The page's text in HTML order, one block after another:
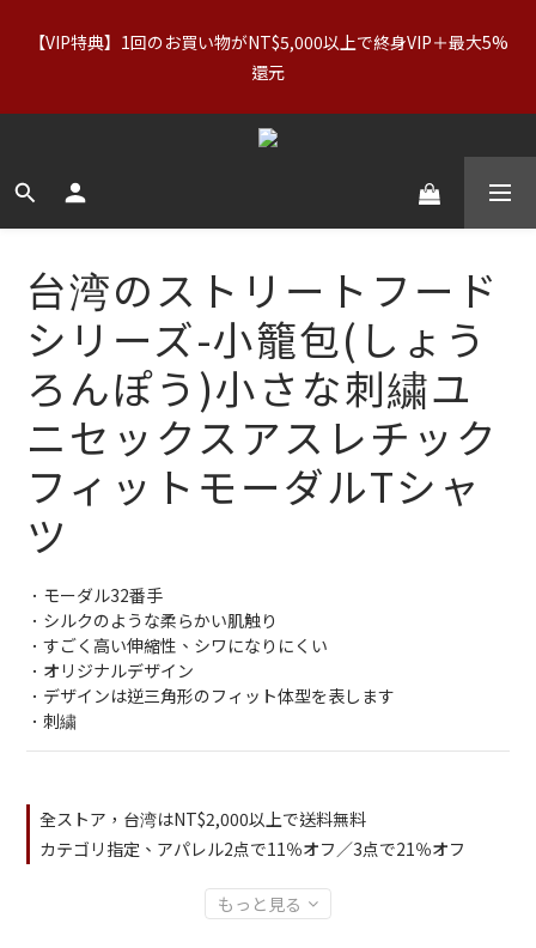
【アパレルセール】オリジナル（正規価格）＆Basics：2点で
11%OFF／3点で21%OFF｜インナー：2点購入で2点無料
【VIP特典】1回のお買い物がNT$5,000以上で終身VIP＋最大5%
還元
【アパレルセール】オリジナル（正規価格）＆Basics：2点で
11%OFF／3点で21%OFF｜インナー：2点購入で2点無料
台湾のストリートフード
シリーズ-小籠包(しょう
ろんぽう)小さな刺繍ユ
ニセックスアスレチック
フィットモーダルTシャ
ツ
．モーダル32番手
．シルクのような柔らかい肌触り
．すごく高い伸縮性、シワになりにくい
．オリジナルデザイン
．デザインは逆三角形のフィット体型を表します
．刺繍
全ストア，台湾はNT$2,000以上で送料無料
カテゴリ指定、アパレル2点で11％オフ／3点で21％オフ
もっと見る